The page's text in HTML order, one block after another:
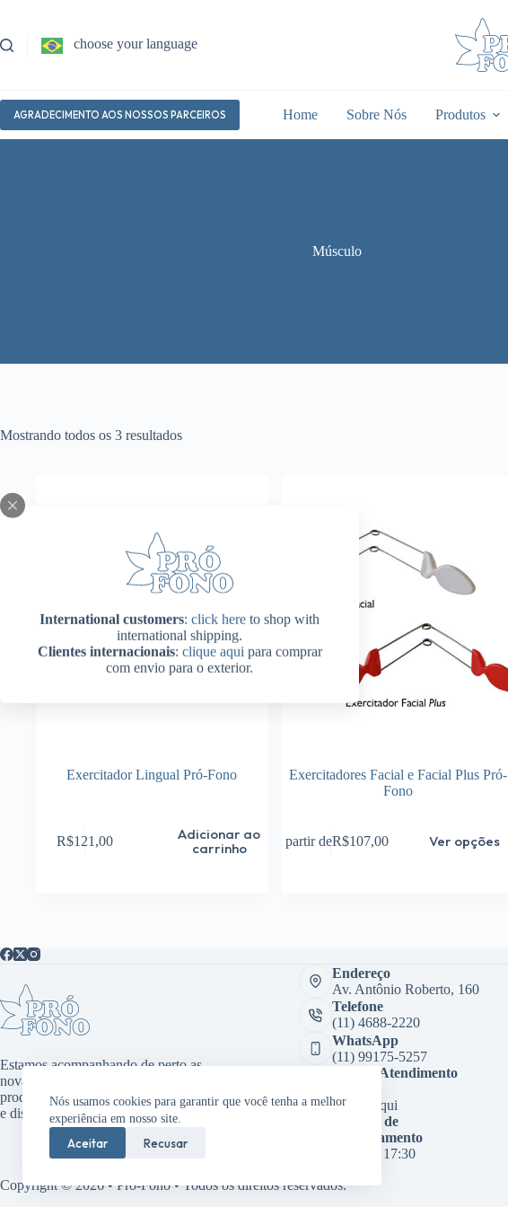
o
conteúdo
International customers: click here to shop with
international shipping.
Clientes internacionais: clique aqui para comprar
com envio para o exterior.
Nós usamos cookies para garantir que você tenha a melhor
experiência em nosso site.
Aceitar Recusar
choose your language
AGRADECIMENTO AOS NOSSOS PARCEIROS Home Sobre Nós Produtos
Músculo
Mostrando todos os 3 resultados
Exercitador Lingual Pró-Fono
R$121,00
Adicionar ao
carrinho
Exercitadores Facial e Facial Plus Pró-
Fono
A partir deR$107,00 Ver opções
produto
escolhidas
Estamos acompanhando de perto as
novas tecnologias, desenvolvendo
produtos inovadores como aplicativos
e dispositivos médicos.
Endereço
Av. Antônio Roberto, 160
Telefone
(11) 4688-2220
WhatsApp
(11) 99175-5257
Sala de Atendimento
Clique aqui
Horário de
funcionamento
08:00 às 17:30
Copyright © 2026 • Pró-Fono • Todos os direitos reservados.